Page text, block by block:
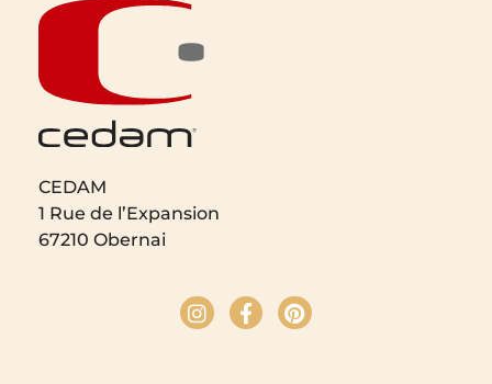
CEDAM
1 Rue de l’Expansion
67210 Obernai